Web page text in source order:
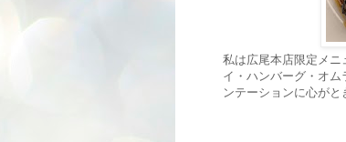
私は広尾本店限定メニ
イ・ハンバーグ・オ
ンテーションに心がと